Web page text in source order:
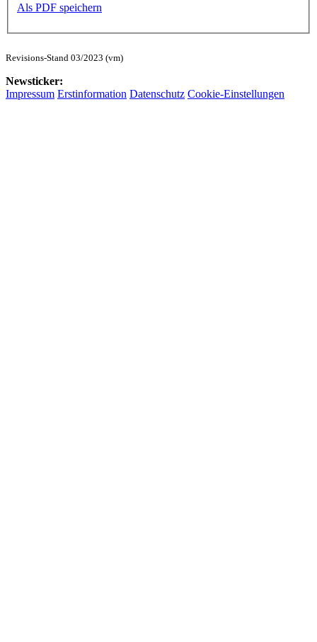
Als PDF speichern
Revisions-Stand 03/2023 (vm)
Newsticker:
Impressum Erstinformation Datenschutz Cookie-Einstellungen